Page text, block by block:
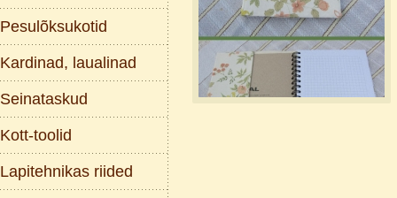
Pesulõksukotid
Kardinad, laualinad
Seinataskud
Kott-toolid
Lapitehnikas riided